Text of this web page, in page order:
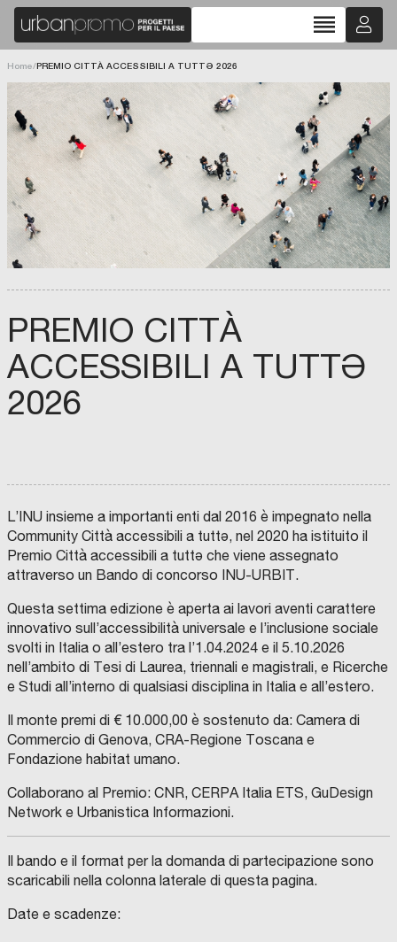
reorder
Home/PREMIO CITTÀ ACCESSIBILI A TUTTƏ 2026
PREMIO CITTÀ
ACCESSIBILI A TUTTƏ
2026
L’INU insieme a importanti enti dal 2016 è impegnato nella
Community Città accessibili a tuttə, nel 2020 ha istituito il
Premio Città accessibili a tuttə che viene assegnato
attraverso un Bando di concorso INU-URBIT.
Questa settima edizione è aperta ai lavori aventi carattere
innovativo sull’accessibilità universale e l’inclusione sociale
svolti in Italia o all’estero tra l’1.04.2024 e il 5.10.2026
nell’ambito di Tesi di Laurea, triennali e magistrali, e Ricerche
e Studi all’interno di qualsiasi disciplina in Italia e all’estero.
Il monte premi di € 10.000,00 è sostenuto da: Camera di
Commercio di Genova, CRA-Regione Toscana e
Fondazione habitat umano.
Collaborano al Premio: CNR, CERPA Italia ETS, GuDesign
Network e Urbanistica Informazioni.
Il bando e il format per la domanda di partecipazione sono
scaricabili nella colonna laterale di questa pagina.
Date e scadenze: